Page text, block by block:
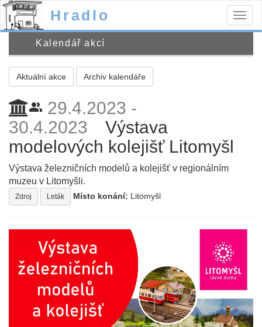
Hradlo
Kalendář akcí
Aktuální akce Archiv kalendáře
people_alt 29.4.2023 -
30.4.2023
Výstava
modelových kolejišť Litomyšl
Výstava železničních modelů a kolejišť v regionálním
muzeu v Litomyšli.
Zdroj Leták Místo konání: Litomyšl